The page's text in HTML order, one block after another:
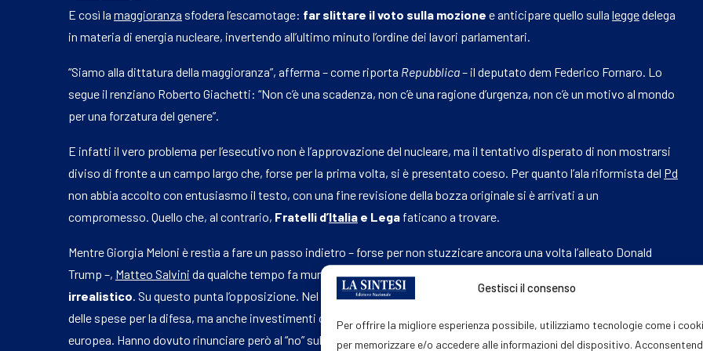
Gestisci il consenso
Per offrire la migliore esperienza possibile, utilizziamo tecnologie come i
per memorizzare e/o accedere alle informazioni del dispositivo.
E così la maggioranza sfodera l’escamotage: far slittare il voto sulla mozione e anticipare quello sulla leggedelega
in materia di energia nucleare, invertendo all’ultimo minuto l’ordine dei lavori parlamentari.
“Siamo alla dittatura della maggioranza”, afferma – come riporta Repubblica– il deputato dem Federico Fornaro. Lo
segue il renziano Roberto Giachetti: “Non c’è una scadenza, non c’è una ragione d’urgenza, non c’è un motivo al mondo
per una forzatura del genere”.
E infatti il vero problema per l’esecutivo non è l’approvazione del nucleare, ma il tentativo disperato di non mostrarsi
diviso di fronte a un campo largo che, forse per la prima volta, si è presentato coeso. Per quanto l’ala riformista del Pd
non abbia accolto con entusiasmo il testo, con una fine revisione della bozza originale si è arrivati a un
compromesso. Quello che, al contrario, Fratelli d’Italia e Lega faticano a trovare.
Mentre Giorgia Meloni è restìa a fare un passo indietro – forse per non stuzzicare ancora una volta l’alleato Donald
Trump –, Matteo Salvini da qualche tempo fa muro, ritenendo chedestinare il 5% del Pil alla Nato sia un obiettivo
irrealistico. Su questo punta l’opposizione. Nel testo della mozione infatti i pentastellati chiedono una riduzione
delle spese per la difesa, ma anche investimenti con eurobond sul modello di Next Generation Eu e difesa comune
europea. Hanno dovuto rinunciare però al “no” sul RearmEu e l’introduzione della soglia per le spese Nato al 3%.